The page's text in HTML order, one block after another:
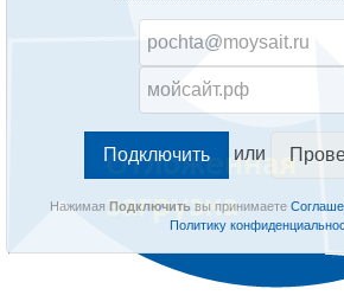
или
Нажимая Подключитьвы принимаете
Политику